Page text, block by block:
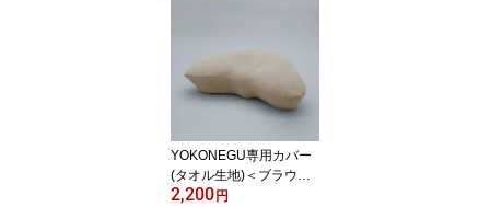
YOKONEGU専用カバー
(タオル生地)＜ブラウン
＞
2,200 円